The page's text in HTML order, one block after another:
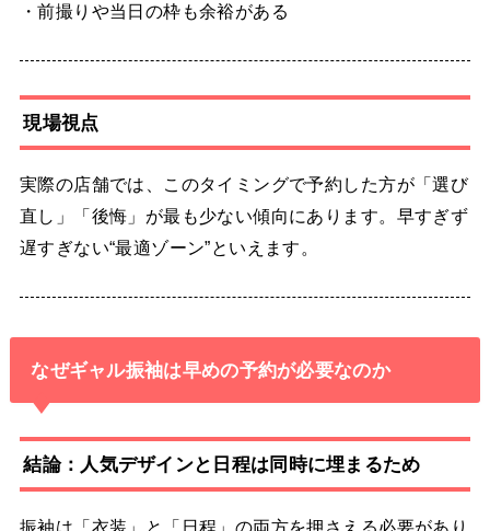
・前撮りや当日の枠も余裕がある
現場視点
実際の店舗では、このタイミングで予約した方が「選び
直し」「後悔」が最も少ない傾向にあります。早すぎず
遅すぎない“最適ゾーン”といえます。
なぜギャル振袖は早めの予約が必要なのか
結論：人気デザインと日程は同時に埋まるため
振袖は「衣装」と「日程」の両方を押さえる必要があり